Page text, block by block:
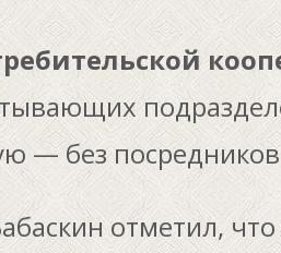
— без
отметил,